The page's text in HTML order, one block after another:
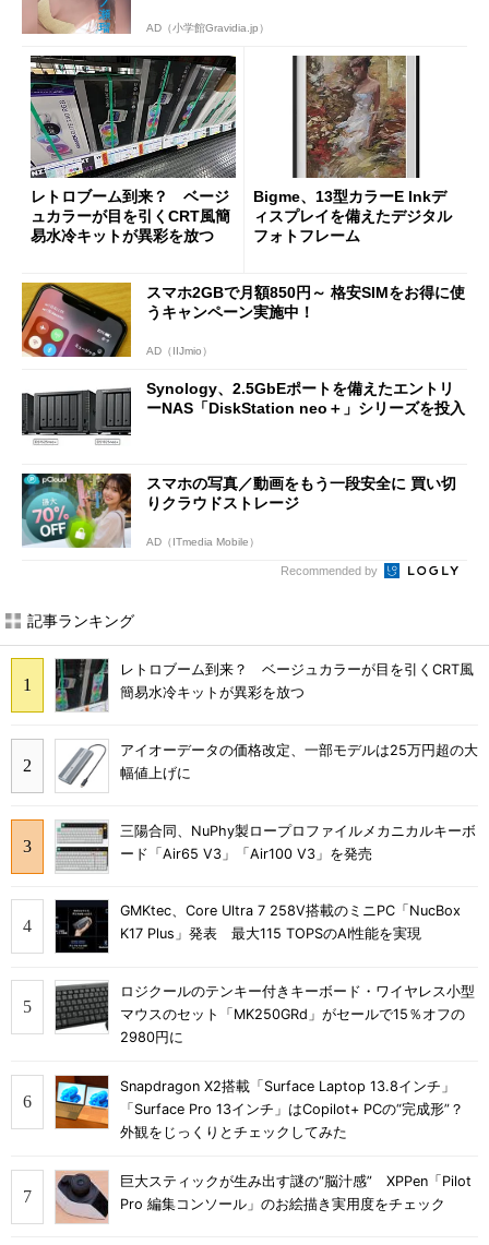
AD（小学館Gravidia.jp）
レトロブーム到来？ ベージ
ュカラーが目を引くCRT風簡
易水冷キットが異彩を放つ
Bigme、13型カラーE Inkデ
ィスプレイを備えたデジタル
フォトフレーム
スマホ2GBで月額850円～ 格安SIMをお得に使
うキャンペーン実施中！
AD（IIJmio）
Synology、2.5GbEポートを備えたエントリ
ーNAS「DiskStation neo＋」シリーズを投入
スマホの写真／動画をもう一段安全に 買い切
りクラウドストレージ
AD（ITmedia Mobile）
Recommended by
記事ランキング
レトロブーム到来？ ベージュカラーが目を引くCRT風
簡易水冷キットが異彩を放つ
アイオーデータの価格改定、一部モデルは25万円超の大
幅値上げに
三陽合同、NuPhy製ロープロファイルメカニカルキーボ
ード「Air65 V3」「Air100 V3」を発売
GMKtec、Core Ultra 7 258V搭載のミニPC「NucBox
K17 Plus」発表 最大115 TOPSのAI性能を実現
ロジクールのテンキー付きキーボード・ワイヤレス小型
マウスのセット「MK250GRd」がセールで15％オフの
2980円に
Snapdragon X2搭載「Surface Laptop 13.8インチ」
「Surface Pro 13インチ」はCopilot+ PCの“完成形”？
外観をじっくりとチェックしてみた
巨大スティックが生み出す謎の“脳汁感” XPPen「Pilot
Pro 編集コンソール」のお絵描き実用度をチェック